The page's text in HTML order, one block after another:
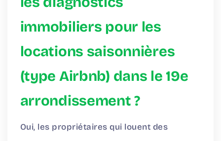
immobiliers pour les
locations saisonnières
(type Airbnb) dans le 19e
arrondissement ?
Oui, les propriétaires qui louent des